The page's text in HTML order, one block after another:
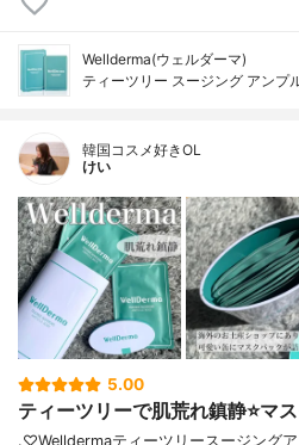
Wellderma(ウェルダーマ)
ティーツリー スージング アンプ
韓国コスメ好きOL
けい
5.00
ティーツリーで肌荒れ鎮静⭐️マ
.♡Welldermaティーツリースージング